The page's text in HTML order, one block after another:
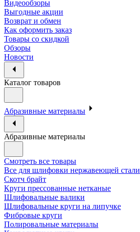
Видеообзоры
Выгодные акции
Возврат и обмен
Как оформить заказ
Товары со скидкой
Обзоры
Новости
Каталог товаров
Абразивные материалы
Абразивные материалы
Смотреть все товары
Все для шлифовки нержавеющей стали
Скотч брайт
Круги прессованные нетканые
Шлифовальные валики
Шлифовальные круги на липучке
Фибровые круги
Полировальные материалы